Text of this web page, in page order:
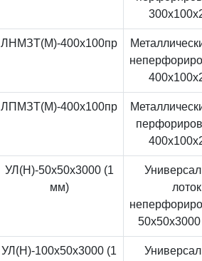
ЛНМЗТ(М)-400x100пр
ЛПМЗТ(М)-400x100пр
УЛ(Н)-50x50x3000 (1
мм)
лоток
УЛ(Н)-100x50x3000 (1